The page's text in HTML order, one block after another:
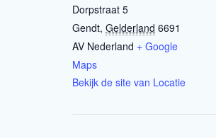
Dorpstraat 5
Gendt, Gelderland 6691
AV Nederland + Google
Maps
Bekijk de site van Locatie